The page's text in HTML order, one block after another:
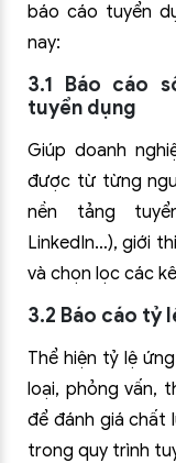
báo cáo tuyển
nay:
3.1 Báo cáo
tuyển dụng
Giúp doanh
được từ từng
nền tảng
LinkedIn…), giới
và chọn lọc các
3.2 Báo cáo tỷ
Thể hiện tỷ lệ
loại, phỏng vấn,
để đánh giá chất
trong quy trình